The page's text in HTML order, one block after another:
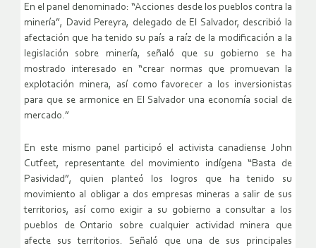
En el panel denominado: “Acciones desde los pueblos contra la
minería”, David Pereyra, delegado de El Salvador, describió la
afectación que ha tenido su país a raíz de la modificación a la
legislación sobre minería, señaló que su gobierno se ha
mostrado interesado en “crear normas que promuevan la
explotación minera, así como favorecer a los inversionistas
para que se armonice en El Salvador una economía social de
mercado.”
En este mismo panel participó el activista canadiense John
Cutfeet, representante del movimiento indígena “Basta de
Pasividad”, quien planteó los logros que ha tenido su
movimiento al obligar a dos empresas mineras a salir de sus
territorios, así como exigir a su gobierno a consultar a los
pueblos de Ontario sobre cualquier actividad minera que
afecte sus territorios. Señaló que una de sus principales